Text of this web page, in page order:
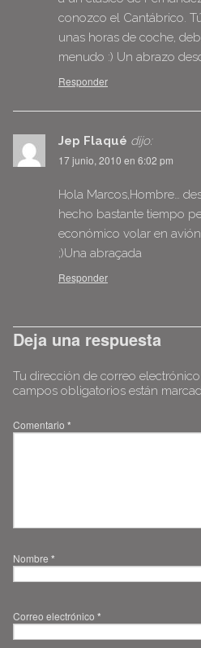
conozco el Cantábrico.
unas horas de coche,
menudo :) Un abrazo
Responder
Jep Flaqué dijo:
17 junio, 2010 en 6:02 pm
Hola Marcos,Hombre…
hecho bastante tiempo
económico volar en
;)Una abraçada
Responder
Deja una respuesta
Tu dirección de correo
campos obligatorios están
Comentario *
Nombre *
Correo electrónico *